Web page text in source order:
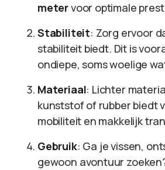
metervoor optimale
Stabiliteit: Zorg ervoor
stabiliteit biedt. Dit is
ondiepe, soms woelige
Materiaal: Lichter
kunststof of rubber biedt
mobiliteit en makkelijk
Gebruik: Ga je vissen,
gewoon avontuur